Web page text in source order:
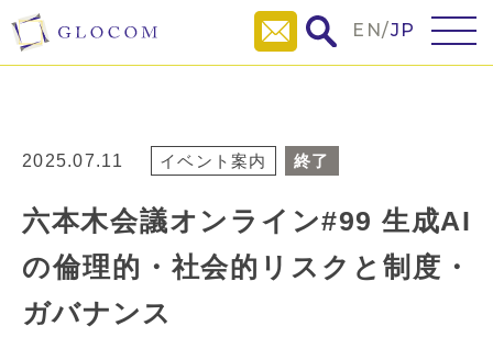
EN/JP
2025.07.11 イベント案内 終了
六本木会議オンライン#99 生成AI
の倫理的・社会的リスクと制度・
ガバナンス